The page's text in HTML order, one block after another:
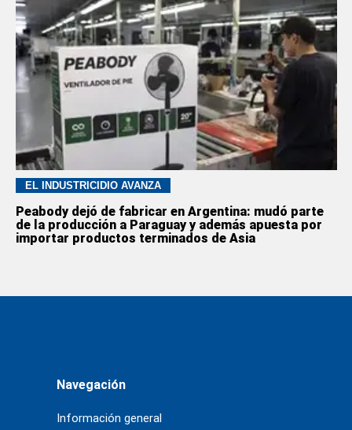
EL INDUSTRICIDIO AVANZA
Peabody dejó de fabricar en Argentina: mudó parte
de la producción a Paraguay y además apuesta por
importar productos terminados de Asia
Navegación
Información general